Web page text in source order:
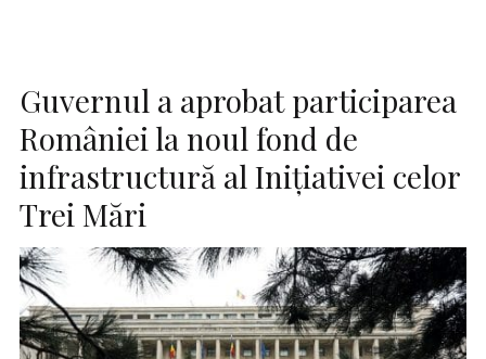
Guvernul a aprobat participarea
României la noul fond de
infrastructură al Iniţiativei celor
Trei Mări